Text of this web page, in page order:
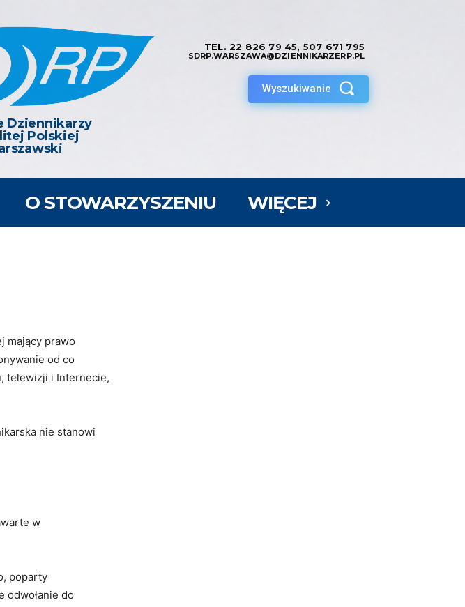
TEL. 22 826 79 45, 507 671 795
SDRP.WARSZAWA@DZIENNIKARZERP.PL
Wyszukiwanie
O STOWARZYSZENIU WIĘCEJ
mający prawo
od co
telewizji i Internecie,
nie stanowi
w
poparty
odwołanie do